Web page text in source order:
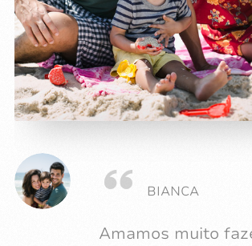
BIANCA
Amamos muito
HELENA
Muitas memórias